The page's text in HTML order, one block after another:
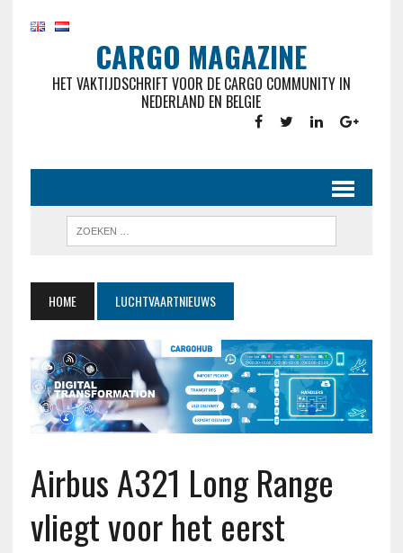
CARGO MAGAZINE
HET VAKTIJDSCHRIFT VOOR DE CARGO COMMUNITY IN
NEDERLAND EN BELGIE
HOME LUCHTVAARTNIEUWS
Airbus A321 Long Range
vliegt voor het eerst